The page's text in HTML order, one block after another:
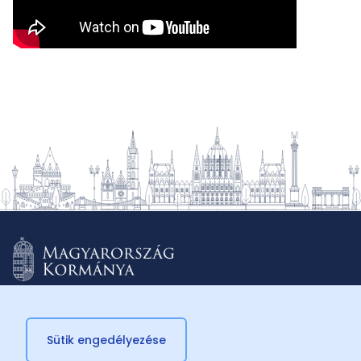
© 2026 Külügyminisztérium
Sütik engedélyezése